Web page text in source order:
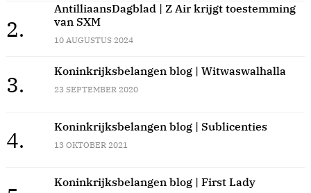
2.
AntilliaansDagblad | Z Air krijgt toestemming
van SXM
10 AUGUSTUS 2024
3.
Koninkrijksbelangen blog | Witwaswalhalla
23 SEPTEMBER 2020
4.
Koninkrijksbelangen blog | Sublicenties
13 OKTOBER 2021
Koninkrijksbelangen blog | First Lady